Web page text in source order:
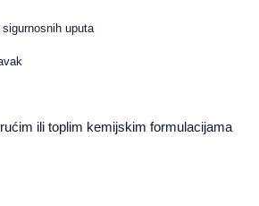
uputa
ili toplim kemijskim formulacijama